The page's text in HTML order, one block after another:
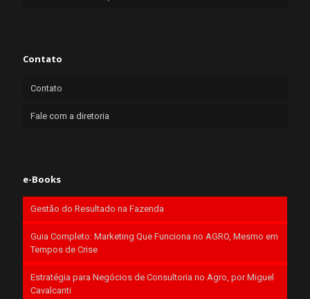
Contato
Contato
Fale com a diretoria
e-Books
Gestão do Resultado na Fazenda
Guia Completo: Marketing Que Funciona no AGRO, Mesmo em
Tempos de Crise
Estratégia para Negócios de Consultoria no Agro, por Miguel
Cavalcanti